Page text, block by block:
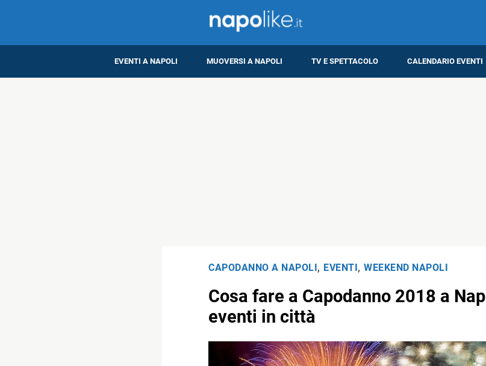
EVENTI A NAPOLI MUOVERSI A NAPOLI TV E SPETTACOLO CALENDARIO EVENTI
CAPODANNO A NAPOLI , EVENTI , WEEKEND NAPOLI
Cosa fare a Capodanno 2018 a
eventi in città